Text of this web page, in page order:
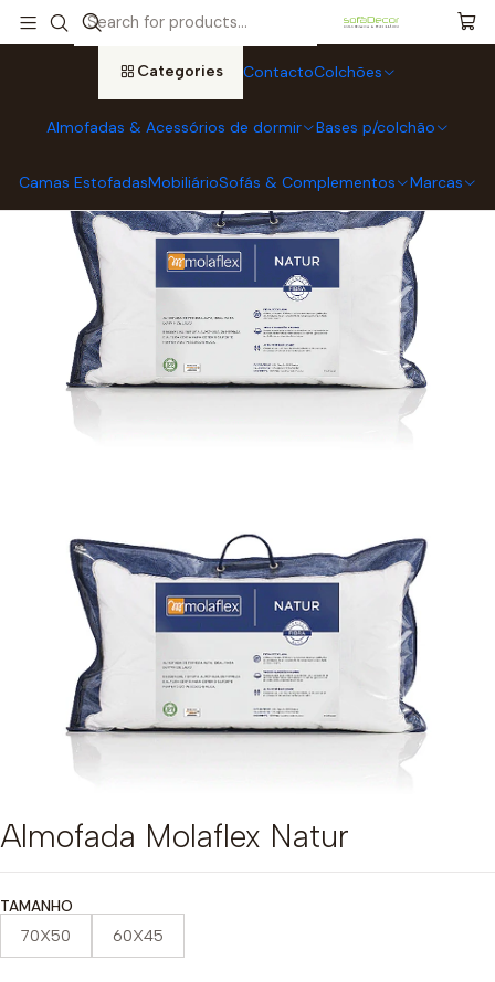
Categories ContactoColchões
Almofadas & Acessórios de dormir Bases p/colchão
Camas EstofadasMobiliárioSofás & Complementos Marcas
Home Almofadas & Acessórios de dormir
Almofadas Molaflex
Almofada Molaflex Natur
Almofada Molaflex Natur
TAMANHO
70X50 60X45